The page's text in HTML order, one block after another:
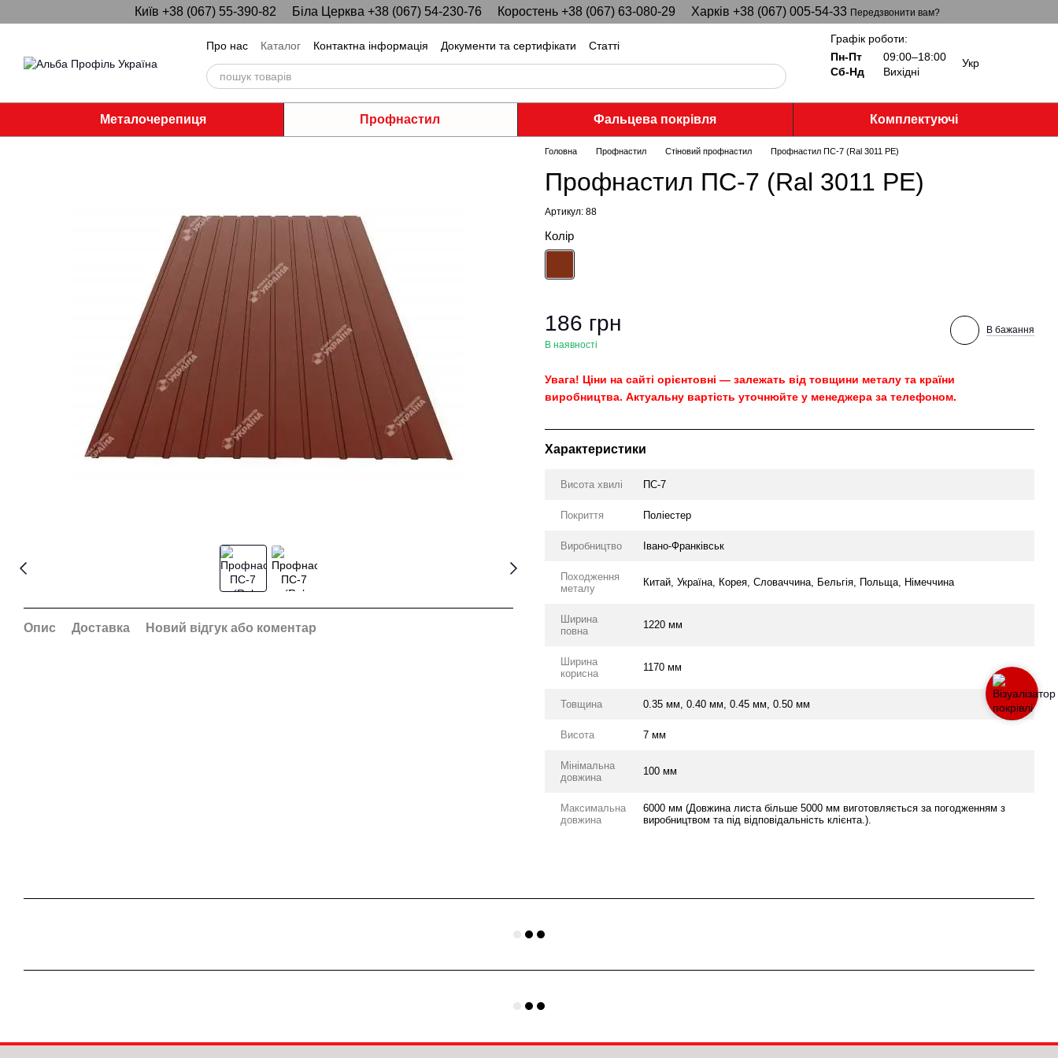
Перейти до основного контентуКиїв +38 (067) 55-390-82 Біла Церква +38 (067) 54-230-76 Коростень +38 (067) 63-080-29 Харків +38 (067) 005-54-33 Передзвонити вам?
Про нас Каталог Контактна інформація Документи та сертифікати Статті
Графік роботи:
Пн-Пт
09:00–18:00
Сб-Нд
Вихідні
Укр
Металочерепиця Профнастил Фальцева покрівля Комплектуючі
Опис Доставка Новий відгук або коментар
Головна Профнастил Стіновий профнастил Профнастил ПС-7 (Ral 3011 PE)
Профнастил ПС-7 (Ral 3011 PE)
Артикул: 88
Колір
186 грн
В наявності
В бажання
Увага! Ціни на сайті орієнтовні — залежать від товщини металу та країни
виробництва. Актуальну вартість уточнюйте у менеджера за телефоном.
Характеристики
Висота хвилі ПС-7
Покриття Поліестер
Виробництво Івано-Франківськ
Походження
металу
Китай, Україна, Корея, Словаччина, Бельгія, Польща, Німеччина
Ширина
повна
1220 мм
Ширина
корисна
1170 мм
Товщина 0.35 мм, 0.40 мм, 0.45 мм, 0.50 мм
Висота 7 мм
Мінімальна
довжина
100 мм
Максимальна
довжина
6000 мм (Довжина листа більше 5000 мм виготовляється за погодженням з
виробництвом та під відповідальність клієнта.).